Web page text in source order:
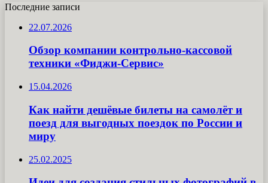
Последние записи
22.07.2026
Обзор компании контрольно-кассовой
техники «Фиджи-Сервис»
15.04.2026
Как найти дешёвые билеты на самолёт и
поезд для выгодных поездок по России и
миру
25.02.2025